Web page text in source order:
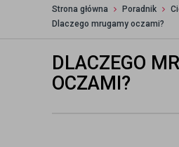
Strona główna Poradnik
Dlaczego mrugamy oczami?
DLACZEGO
OCZAMI?